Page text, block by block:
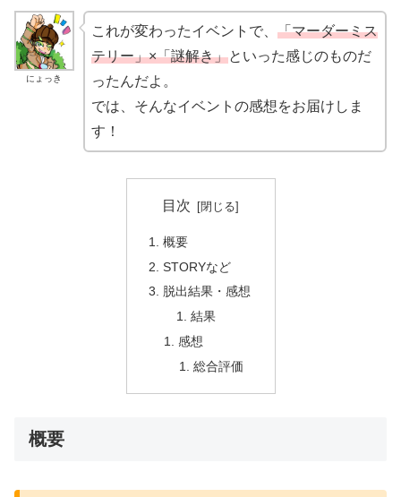
にょっき
これが変わったイベントで、 「マーダーミス
テリー」×「謎解き」といった感じのものだ
ったんだよ。
では、そんなイベントの感想をお届けしま
す！
目次
概要
STORYなど
脱出結果・感想
結果
感想
総合評価
概要